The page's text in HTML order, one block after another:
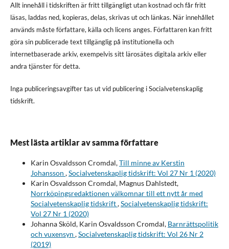
Allt innehåll i tidskriften är fritt tillgängligt utan kostnad och får fritt
läsas, laddas ned, kopieras, delas, skrivas ut och länkas. När innehållet
används måste författare, källa och licens anges. Författaren kan fritt
göra sin publicerade text tillgänglig på institutionella och
internetbaserade arkiv, exempelvis sitt lärosätes digitala arkiv eller
andra tjänster för detta.
Inga publiceringsavgifter tas ut vid publicering i Socialvetenskaplig
tidskrift.
Mest lästa artiklar av samma författare
Karin Osvaldsson Cromdal,Till minne av Kerstin
Johansson ,Socialvetenskaplig tidskrift: Vol 27 Nr 1 (2020)
Karin Osvaldsson Cromdal, Magnus Dahlstedt,
Norrköpingsredaktionen välkomnar till ett nytt år med
Socialvetenskaplig tidskrift,Socialvetenskaplig tidskrift:
Vol 27 Nr 1 (2020)
Johanna Sköld, Karin Osvaldsson Cromdal, Barnrättspolitik
och vuxensyn ,Socialvetenskaplig tidskrift: Vol 26 Nr 2
(2019)